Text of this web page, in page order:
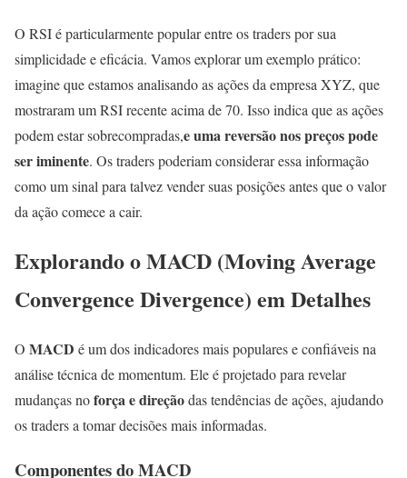
O RSI é particularmente popular entre os traders por sua
simplicidade e eficácia. Vamos explorar um exemplo prático:
imagine que estamos analisando as ações da empresa XYZ, que
mostraram um RSI recente acima de 70. Isso indica que as ações
podem estar sobrecompradas,e uma reversão nos preços pode
ser iminente. Os traders poderiam considerar essa informação
como um sinal para talvez vender suas posições antes que o valor
da ação comece a cair.
Explorando o MACD (Moving Average
Convergence Divergence) em Detalhes
O MACD é um dos indicadores mais populares e confiáveis na
análise técnica de momentum. Ele é projetado para revelar
mudanças noforça e direçãodas tendências de ações, ajudando
os traders a tomar decisões mais informadas.
Componentes do MACD